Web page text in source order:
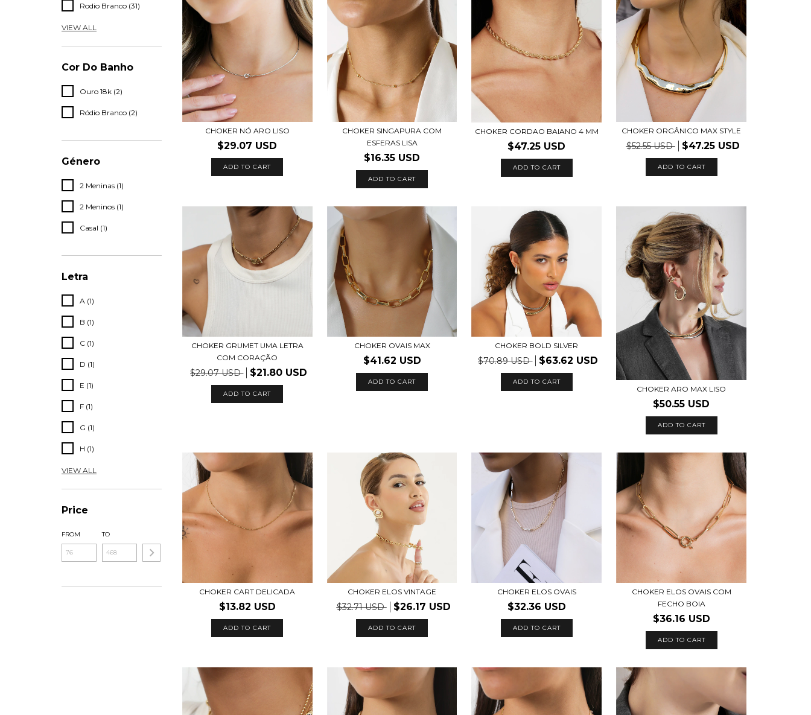
Rodio Branco (31)
VIEW ALL
Cor Do Banho
Ouro 18k (2)
Ródio Branco (2)
Género
2 Meninas (1)
2 Meninos (1)
Casal (1)
Letra
A (1)
B (1)
C (1)
D (1)
E (1)
F (1)
G (1)
H (1)
VIEW ALL
Price
FROM TO
CHOKER NÓ ARO LISO
$29.07 USD
ADD TO CART
CHOKER SINGAPURA COM
ESFERAS LISA
$16.35 USD
ADD TO CART
CHOKER CORDAO BAIANO 4 MM
$47.25 USD
CHOKER ORGÂNICO MAX STYLE
$52.55 USD $47.25 USD
CHOKER GRUMET UMA LETRA
COM CORAÇÃO
$29.07 USD $21.80 USD
ADD TO CART
CHOKER OVAIS MAX
$41.62 USD
CHOKER BOLD SILVER
$70.89 USD $63.62 USD
ADD TO CART
CHOKER ARO MAX LISO
$50.55 USD
ADD TO CART
CHOKER CART DELICADA
$13.82 USD
CHOKER ELOS VINTAGE
$32.71 USD $26.17 USD
ADD TO CART
CHOKER ELOS OVAIS
$32.36 USD
ADD TO CART
CHOKER ELOS OVAIS COM
FECHO BOIA
$36.16 USD
ADD TO CART